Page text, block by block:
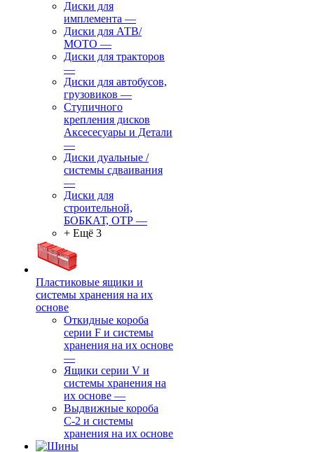
Диски для
имплемента —
Диски для АТВ/
МОТО —
Диски для тракторов
—
Диски для автобусов,
грузовиков —
Ступичного
крепления дисков
Аксесесуары и Детали
—
Диски дуальные /
системы сдваивания
—
Диски для
строительной,
БОБКАТ, ОТР —
+ Ещё 3
Пластиковые ящики и
системы хранения на их
основе
Откидные короба
серии F и системы
хранения на их основе
—
Ящики серии V и
системы хранения на
их основе —
Выдвижные короба
С-2 и системы
хранения на их основе